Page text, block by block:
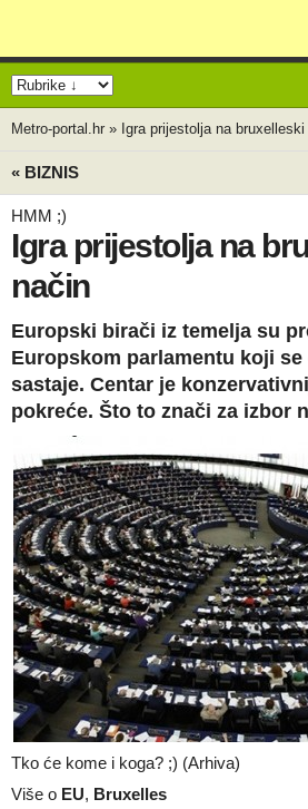
Metro-portal.hr » Igra prijestolja na
« BIZNIS
HMM ;)
Igra prijestolja na
način
Europski birači iz temelja su
Europskom parlamentu koji
sastaje. Centar je
pokreće. Što to znači za izbor
Tko će kome i koga? ;) (Arhiva)
Više o EU, Bruxelles